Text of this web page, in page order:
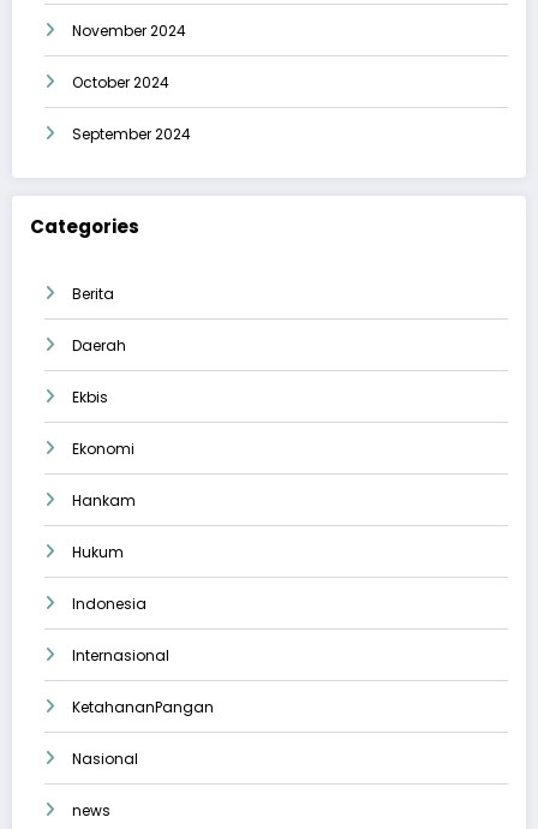
November 2024
October 2024
September 2024
Categories
Berita
Daerah
Ekbis
Ekonomi
Hankam
Hukum
Indonesia
Internasional
KetahananPangan
Nasional
news